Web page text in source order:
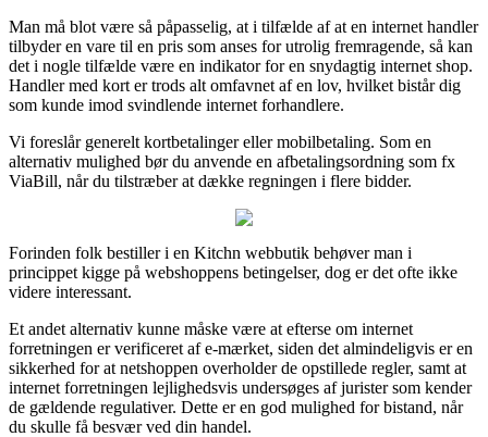
Man må blot være så påpasselig, at i tilfælde af at en internet handler
tilbyder en vare til en pris som anses for utrolig fremragende, så kan
det i nogle tilfælde være en indikator for en snydagtig internet shop.
Handler med kort er trods alt omfavnet af en lov, hvilket bistår dig
som kunde imod svindlende internet forhandlere.
Vi foreslår generelt kortbetalinger eller mobilbetaling. Som en
alternativ mulighed bør du anvende en afbetalingsordning som fx
ViaBill, når du tilstræber at dække regningen i flere bidder.
Forinden folk bestiller i en Kitchn webbutik behøver man i
princippet kigge på webshoppens betingelser, dog er det ofte ikke
videre interessant.
Et andet alternativ kunne måske være at efterse om internet
forretningen er verificeret af e-mærket, siden det almindeligvis er en
sikkerhed for at netshoppen overholder de opstillede regler, samt at
internet forretningen lejlighedsvis undersøges af jurister som kender
de gældende regulativer. Dette er en god mulighed for bistand, når
du skulle få besvær ved din handel.